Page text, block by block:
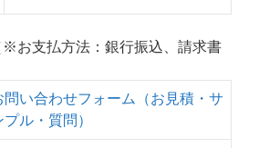
※お支払方法：銀行振込、請求書
問い合わせフォーム（お見積・サ
プル・質問）